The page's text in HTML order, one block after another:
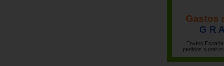
Gastos
G R
Envíos
pedidos